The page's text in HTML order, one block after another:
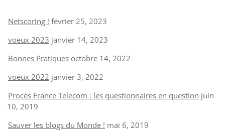
Netscoring ! février 25, 2023
voeux 2023 janvier 14, 2023
Bonnes Pratiques octobre 14, 2022
voeux 2022 janvier 3, 2022
Procès France Telecom : les questionnaires en question juin
10, 2019
Sauver les blogs du Monde ! mai 6, 2019